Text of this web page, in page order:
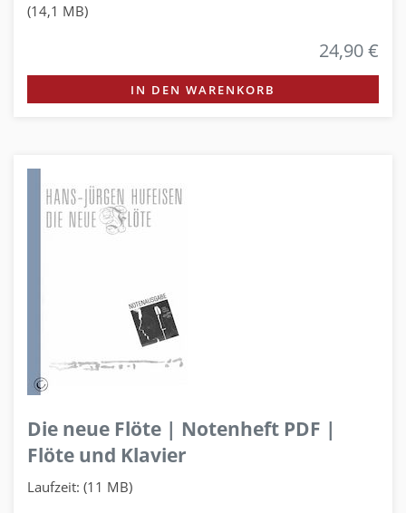
(14,1 MB)
24,90 €
IN DEN WARENKORB
Die neue Flöte | Notenheft PDF |
Flöte und Klavier
Laufzeit: (11 MB)